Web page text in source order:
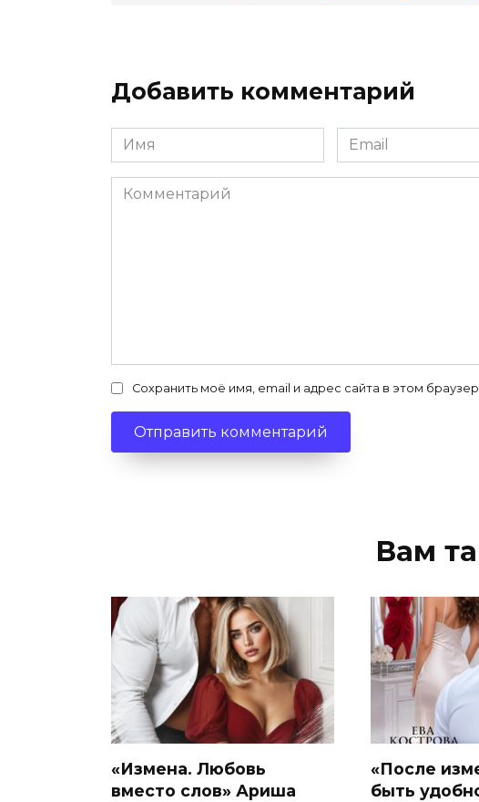
Добавить комментарий
Имя
*
Email
*
Комментарий
Сохранить моё имя, email и адрес сайта в этом
Вам
«Измена. Любовь
вместо слов» Ариша
«После
быть